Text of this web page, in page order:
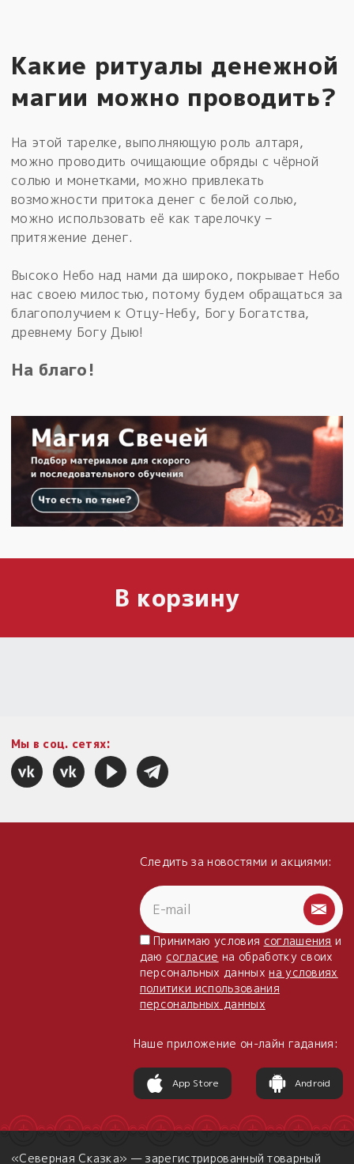
Какие ритуалы денежной
магии можно проводить?
На этой тарелке, выполняющую роль алтаря,
можно проводить очищающие обряды с чёрной
солью и монетками, можно привлекать
возможности притока денег с белой солью,
можно использовать её как тарелочку –
притяжение денег.
Высоко Небо над нами да широко, покрывает Небо
нас своею милостью, потому будем обращаться за
благополучием к Отцу-Небу, Богу Богатства,
древнему Богу Дыю!
На благо!
В корзину
Мы в соц. сетях:
Следить за новостями и акциями:
Принимаю условия соглашения и
даю согласие на обработку своих
персональных данныхна условиях
политики использования
персональных данных
Наше приложение он-лайн гадания:
App Store Android
«Северная Сказка» — зарегистрированный товарный